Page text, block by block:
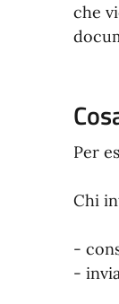
che
Per
Chi
-
-